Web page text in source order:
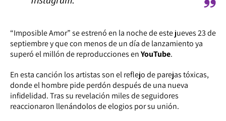
“Imposible Amor” se estrenó en la noche de este jueves 23 de
septiembre y que con menos de un día de lanzamiento ya
superó el millón de reproducciones enYouTube.
En esta canción los artistas son el reflejo de parejas tóxicas,
donde el hombre pide perdón después de una nueva
infidelidad. Tras su revelación miles de seguidores
reaccionaron llenándolos de elogios por su unión.